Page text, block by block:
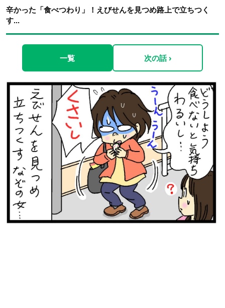
辛かった「食べつわり」！えびせんを見つめ路上で立ちつく
す...
一覧 次の話 ›